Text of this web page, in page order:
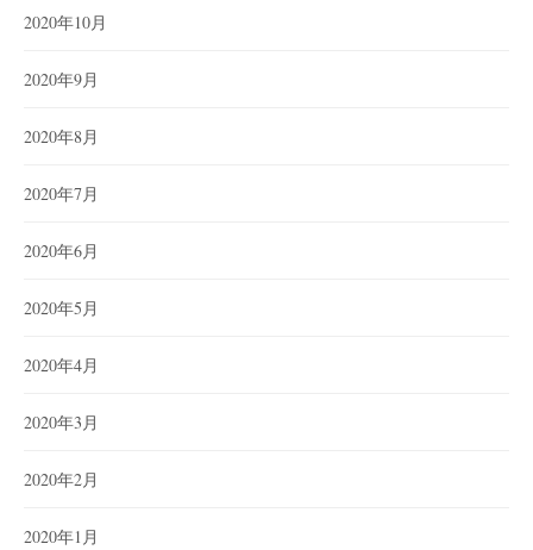
2020年10月
2020年9月
2020年8月
2020年7月
2020年6月
2020年5月
2020年4月
2020年3月
2020年2月
2020年1月